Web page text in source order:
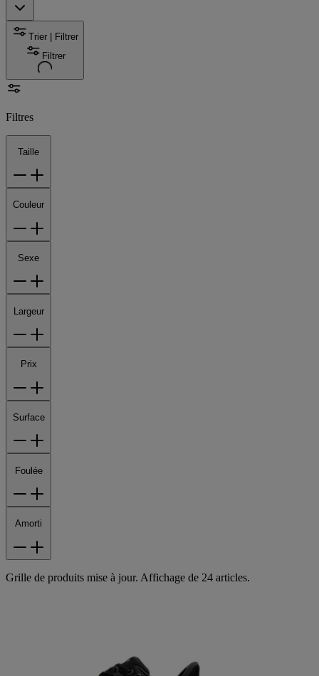
Trier | Filtrer
Filtrer
Filtres
Taille
Couleur
Sexe
Largeur
Prix
Surface
Foulée
Amorti
Grille de produits mise à jour. Affichage de 24 articles.